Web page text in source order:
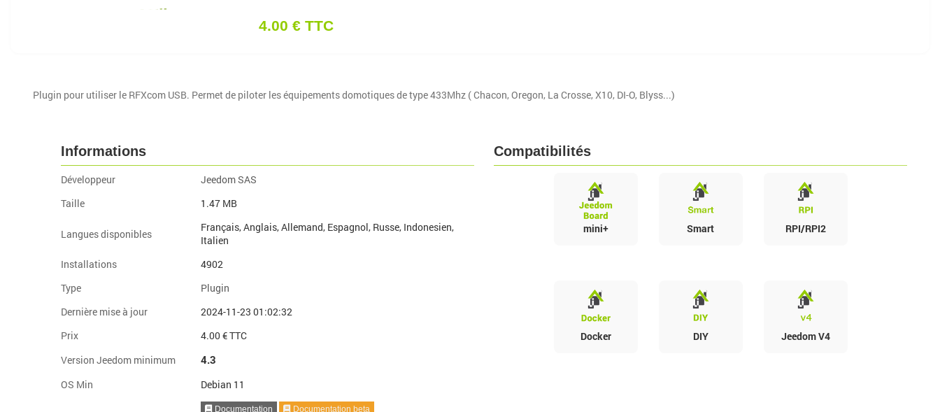
4.00 € TTC
Plugin pour utiliser le RFXcom USB. Permet de piloter les équipements domotiques de type 433Mhz ( Chacon, Oregon, La Crosse, X10, DI-O, Blyss...)
Informations
Développeur
Jeedom SAS
Taille
1.47 MB
Langues disponibles
Français, Anglais, Allemand, Espagnol, Russe, Indonesien,
Italien
Installations
4902
Type
Plugin
Dernière mise à jour
2024-11-23 01:02:32
Prix
4.00 € TTC
Version Jeedom minimum
4.3
OS Min Debian 11
Documentation Documentation beta
Compatibilités
mini+ Smart RPI/RPI2
Docker DIY Jeedom V4